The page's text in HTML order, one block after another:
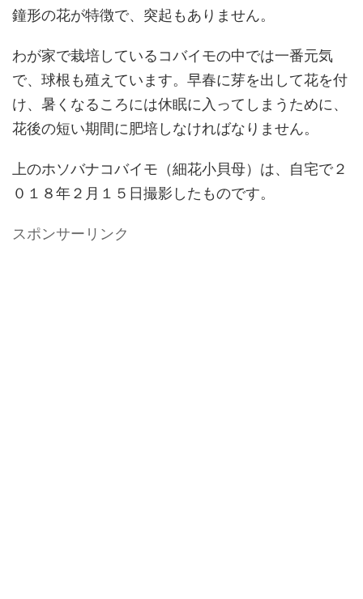
鐘形の花が特徴で、突起もありません。
わが家で栽培しているコバイモの中では一番元気
で、球根も殖えています。早春に芽を出して花を付
け、暑くなるころには休眠に入ってしまうために、
花後の短い期間に肥培しなければなりません。
上のホソバナコバイモ（細花小貝母）は、自宅で２
０１８年２月１５日撮影したものです。
スポンサーリンク